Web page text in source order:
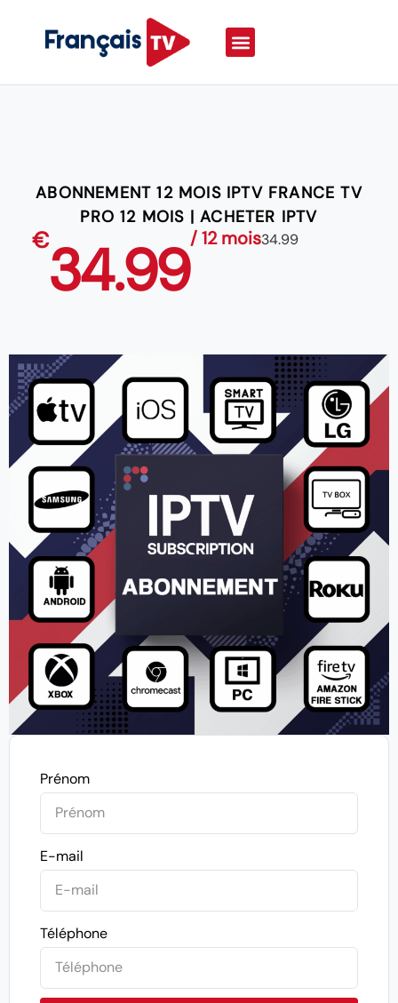
ABONNEMENT 12 MOIS IPTV FRANCE TV
PRO 12 MOIS | ACHETER IPTV
€34.99/ 12 mois34.99
Prénom
E-mail
Téléphone